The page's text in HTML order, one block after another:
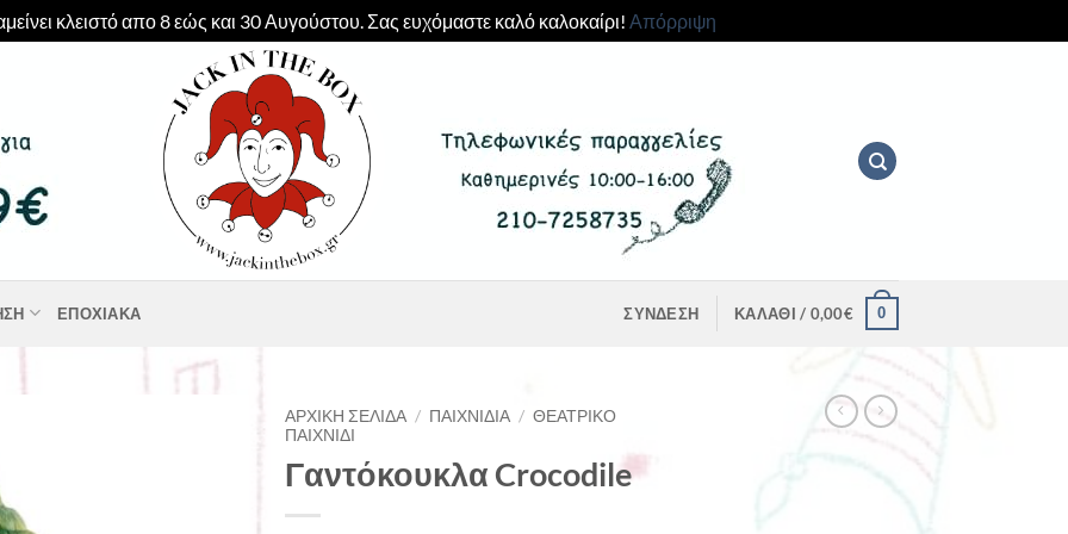
κλειστό απο 8 εώς και 30 Αυγούστου. Σας ευχόμαστε καλό καλοκαίρι! Απόρριψη
ΕΠΟΧΙΑΚΆ ΣΎΝΔΕΣΗ ΚΑΛΆΘΙ / 0,00€ 0
ΑΡΧΙΚΉ ΣΕΛΊΔΑ / ΠΑΙΧΝΊΔΙΑ / ΘΕΑΤΡΙΚΌ
ΠΑΙΧΝΊΔΙ
Γαντόκουκλα Crocodile